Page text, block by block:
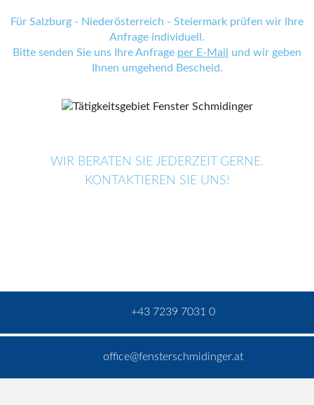
Für Salzburg - Niederösterreich - Steiermark prüfen wir Ihre
Anfrage individuell.
Bitte senden Sie uns Ihre Anfrage per E-Mail
und wir geben
Ihnen umgehend Bescheid.
WIR BERATEN SIE JEDERZEIT GERNE.
KONTAKTIEREN SIE UNS!
+43 7239 7031 0
office@fensterschmidinger.at